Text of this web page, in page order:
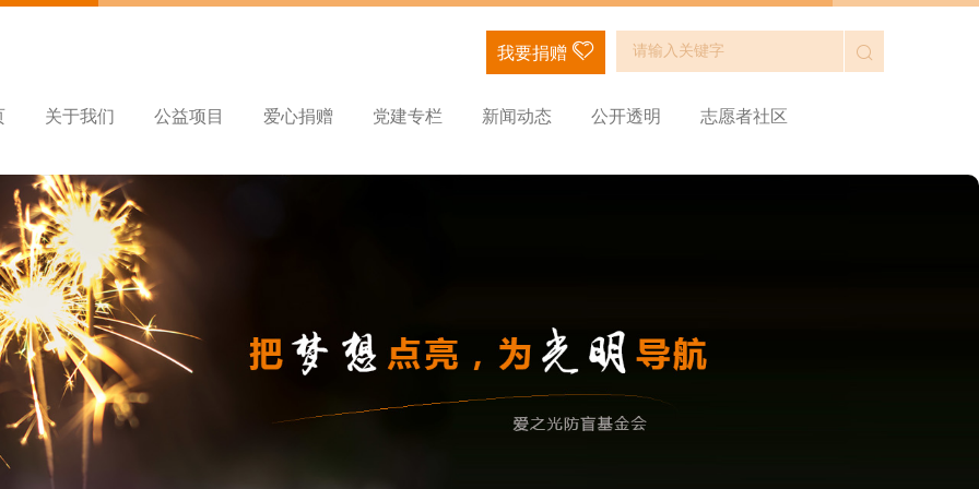
我要捐赠
关于我们 公益项目 爱心捐赠 党建专栏 新闻动态 公开透明 志愿者社区